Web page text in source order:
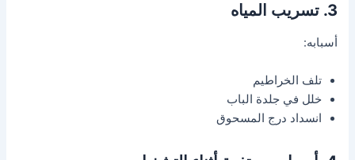
3. تسريب المياه
أسبابه:
تلف الخراطيم
خلل في جلدة الباب
انسداد درج المسحوق